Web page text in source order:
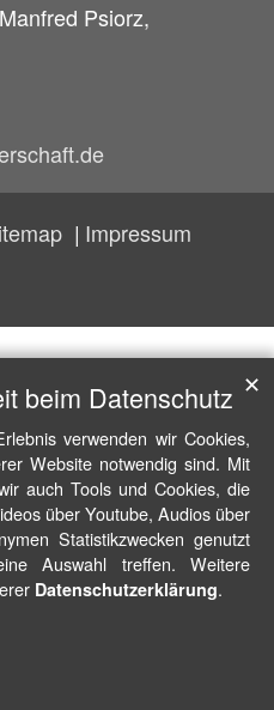
Psiorz,
Impressum
beim Datenschutz
verwenden wir Cookies,
Website notwendig sind. Mit
auch Tools und Cookies, die
über Youtube, Audios über
Statistikzwecken genutzt
Auswahl treffen. Weitere
Datenschutzerklärung.
✕